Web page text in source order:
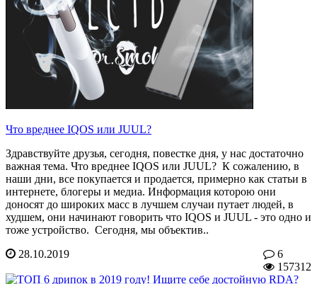
Что вреднее IQOS или JUUL?
Здравствуйте друзья, сегодня, повестке дня, у нас достаточно
важная тема. Что вреднее IQOS или JUUL? К сожалению, в
наши дни, все покупается и продается, примерно как статьи в
интернете, блогеры и медиа. Информация которою они
доносят до широких масс в лучшем случаи путает людей, в
худшем, они начинают говорить что IQOS и JUUL - это одно и
тоже устройство. Сегодня, мы объектив..
28.10.2019
6
157312